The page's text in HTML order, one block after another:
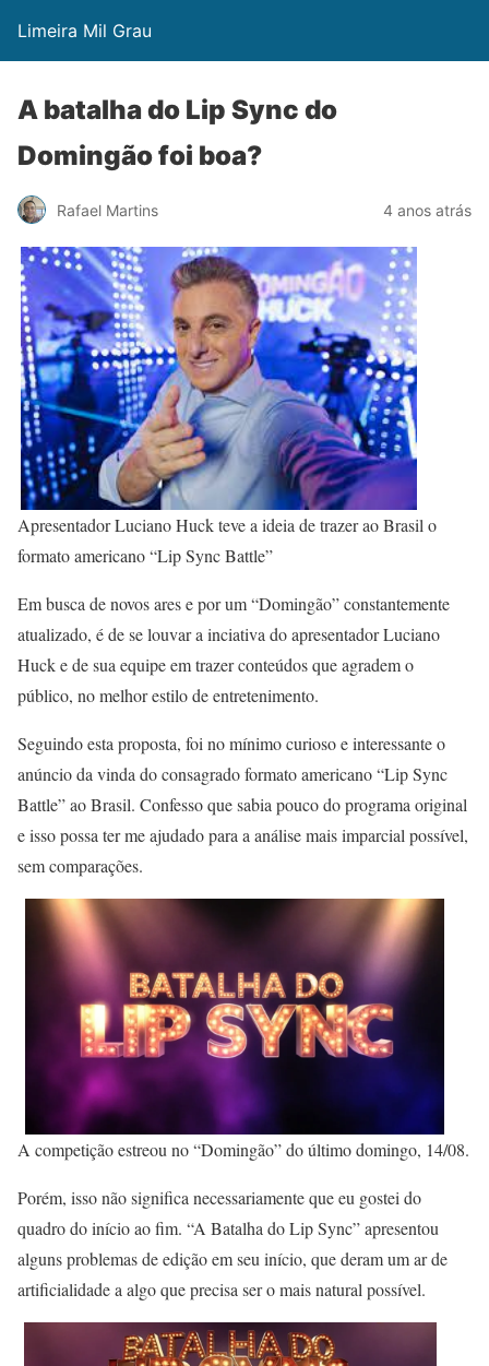
Limeira Mil Grau
A batalha do Lip Sync do
Domingão foi boa?
Rafael Martins 4 anos atrás
Apresentador Luciano Huck teve a ideia de trazer ao Brasil o
formato americano “Lip Sync Battle”
Em busca de novos ares e por um “Domingão” constantemente
atualizado, é de se louvar a inciativa do apresentador Luciano
Huck e de sua equipe em trazer conteúdos que agradem o
público, no melhor estilo de entretenimento.
Seguindo esta proposta, foi no mínimo curioso e interessante o
anúncio da vinda do consagrado formato americano “Lip Sync
Battle” ao Brasil. Confesso que sabia pouco do programa original
e isso possa ter me ajudado para a análise mais imparcial possível,
sem comparações.
A competição estreou no “Domingão” do último domingo, 14/08.
Porém, isso não significa necessariamente que eu gostei do
quadro do início ao fim. “A Batalha do Lip Sync” apresentou
alguns problemas de edição em seu início, que deram um ar de
artificialidade a algo que precisa ser o mais natural possível.